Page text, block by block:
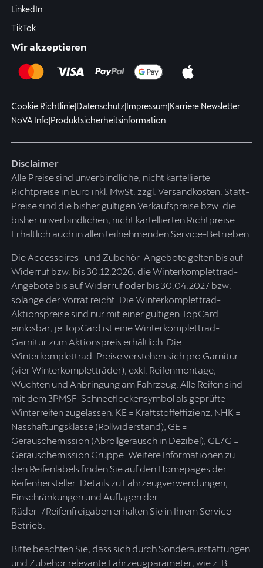
LinkedIn
TikTok
Wir akzeptieren
Cookie Richtlinie|Datenschutz|Impressum|Karriere|Newsletter|
NoVA Info|Produktsicherheitsinformation
Disclaimer
Alle Preise sind unverbindliche, nicht kartellierte
Richtpreise in Euro inkl. MwSt. zzgl. Versandkosten. Statt-
Preise sind die bisher gültigen Verkaufspreise bzw. die
bisher unverbindlichen, nicht kartellierten Richtpreise.
Erhältlich auch in allen teilnehmenden Service-Betrieben.
Die Accessoires- und Zubehör-Angebote gelten bis auf
Widerruf bzw. bis 30.12.2026, die Winterkomplettrad-
Angebote bis auf Widerruf oder bis 30.04.2027 bzw.
solange der Vorrat reicht. Die Winterkomplettrad-
Aktionspreise sind nur mit einer gültigen TopCard
einlösbar, je TopCard ist eine Winterkomplettrad-
Garnitur zum Aktionspreis erhältlich. Die
Winterkomplettrad-Preise verstehen sich pro Garnitur
(vier Winterkompletträder), exkl. Reifenmontage,
Wuchten und Anbringung am Fahrzeug. Alle Reifen sind
mit dem 3PMSF-Schneeflockensymbol als geprüfte
Winterreifen zugelassen. KE = Kraftstoffeffizienz, NHK =
Nasshaftungsklasse (Rollwiderstand), GE =
Geräuschemission (Abrollgeräusch in Dezibel), GE/G =
Geräuschemission Gruppe. Weitere Informationen zu
den Reifenlabels finden Sie auf den Homepages der
Reifenhersteller. Details zu Fahrzeugverwendungen,
Einschränkungen und Auflagen der
Räder-/Reifenfreigaben erhalten Sie in Ihrem Service-
Betrieb.
Bitte beachten Sie, dass sich durch Sonderausstattungen
und Zubehör relevante Fahrzeugparameter, wie z. B.